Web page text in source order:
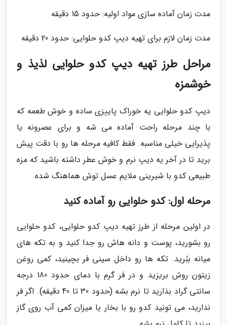
مدت زمان آماده سازی مواد اولیه: حدود 15 دقیقه
مدت زمان لازم برای تهیه دیپ کدو حلوایی: حدود 20 دقیقه
مراحل طرز تهیه دیپ کدو حلوایی لذیذ و
خوشمزه
دیپ کدو حلوایی یه خوراک پاییزی ساده و خوش طعمه که
با چند مرحله راحت آماده می شه و برای عصرونه یا
پذیرایی خیلی مناسبه. فقط کافیه مرحله ها رو با دقت پیش
برید تا در آخر یه دیپ نرم و خوش عطر داشته باشید که مزه
طبیعی کدو با شیرینی ملایم عسل توش هماهنگ شده.
مرحله اول: کدو حلوایی رو آماده کنید
در اولین مرحله از طرز تهیه دیپ کدو حلوایی، کدو حلوایی
رو بشورید، پوست و دانه هاش رو جدا کنید و به تکه های
میانه ببُرید. تکه ها رو داخل سینی فر بچینید، کمی روغن
زیتون روش بریزید و در فر گرم با دمای حدود 180 درجه
سانتی گراد بذارید تا نرم بشه (حدود 30 تا 40 دقیقه). اگر فر
ندارید، می تونید کدو رو با بخار یا میزان کمی آب روی گاز